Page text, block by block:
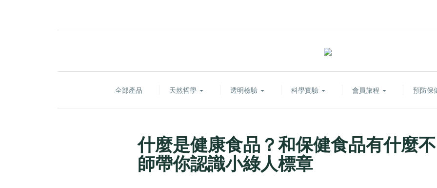
全部產品 天然哲學 透明檢驗 科學實驗 會員旅程 預防保
什麼是健康食品？和保健食品有什麼
師帶你認識小綠人標章